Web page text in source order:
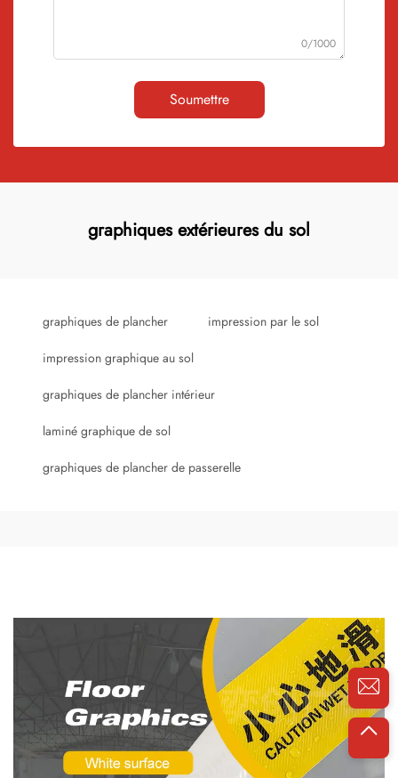
0/1000
Soumettre
graphiques extérieures du sol
graphiques de plancher impression par le sol
impression graphique au sol
graphiques de plancher intérieur
laminé graphique de sol
graphiques de plancher de passerelle